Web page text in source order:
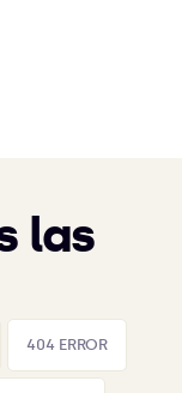
las
404 ERROR